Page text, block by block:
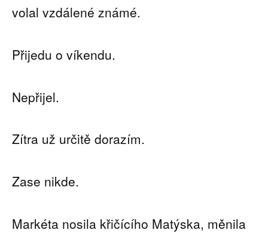
volal vzdálené známé.
Přijedu o víkendu.
Nepřijel.
Zítra už určitě dorazím.
Zase nikde.
Markéta nosila křičícího Matýska, měnila